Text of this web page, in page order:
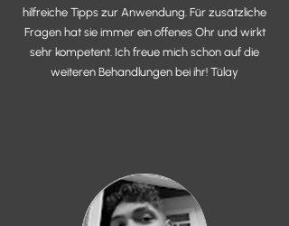
hilfreiche Tipps zur Anwendung. Für zusätzliche
Fragen hat sie immer ein offenes Ohr und wirkt
sehr kompetent. Ich freue mich schon auf die
weiteren Behandlungen bei ihr! Tülay